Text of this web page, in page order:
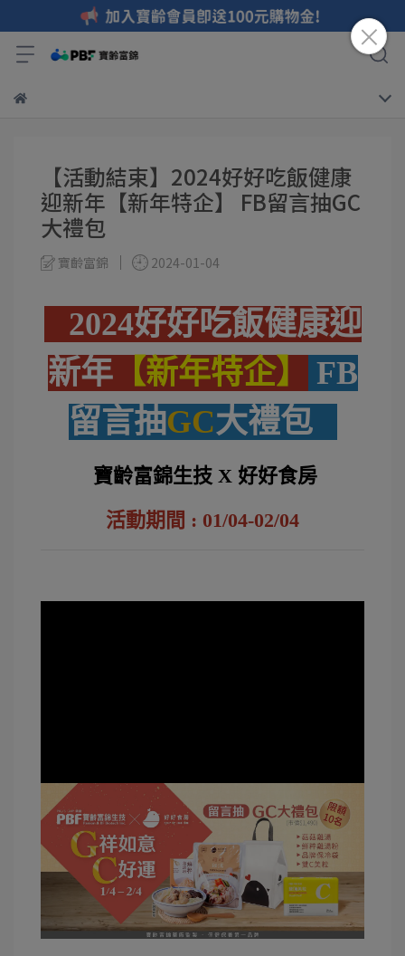
【活動結束】2024好好吃飯健康
迎新年【新年特企】 FB留言抽GC
大禮包
寶齡富錦 2024-01-04
2024好好吃飯健康迎
新年【新年特企】
FB
留言抽GC大禮包
寶齡富錦生技 X 好好食房
活動期間 : 01/04-02/04